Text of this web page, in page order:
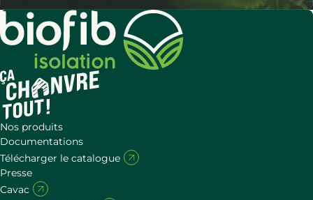
Nos produits
Documentations
Télécharger le catalogue
Presse
Cavac